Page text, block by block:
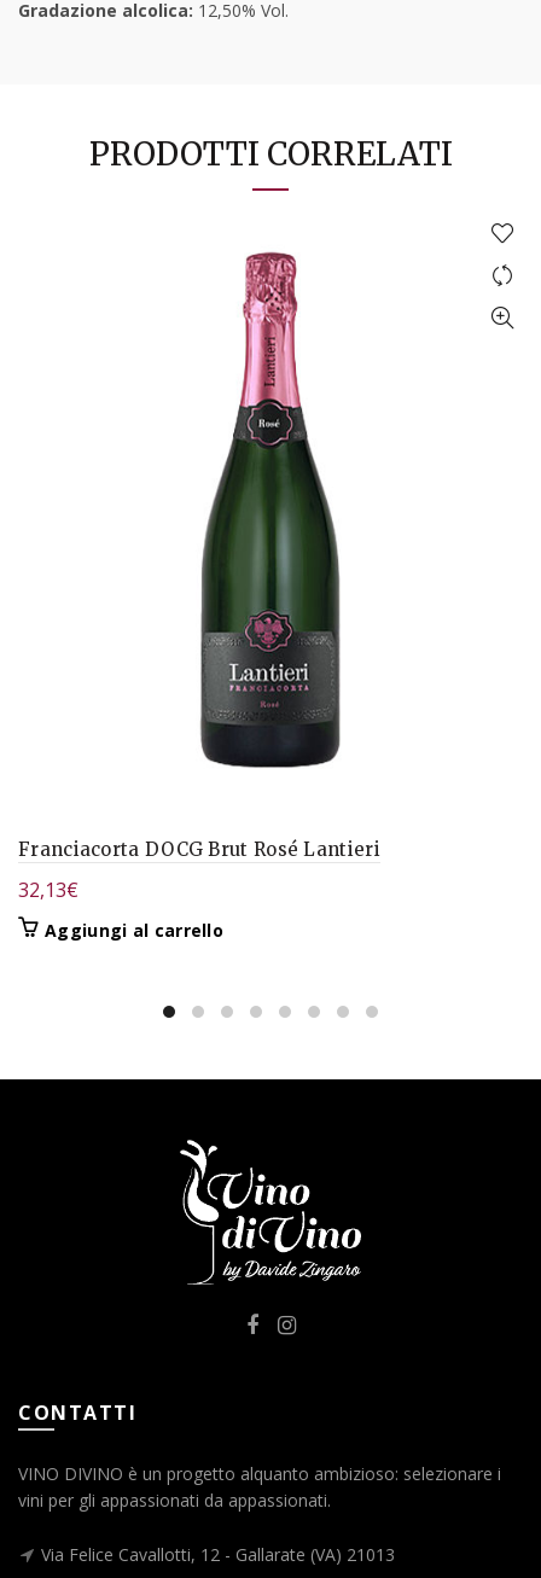
Gradazione alcolica: 12,50% Vol.
PRODOTTI CORRELATI
Franciacorta DOCG Brut Rosé Lantieri
32,13€
Aggiungi al carrello
CONTATTI
VINO DIVINO è un progetto alquanto ambizioso: selezionare i
vini per gli appassionati da appassionati.
Via Felice Cavallotti, 12 - Gallarate (VA) 21013